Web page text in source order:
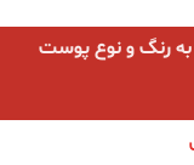
رنگ و نوع پوست